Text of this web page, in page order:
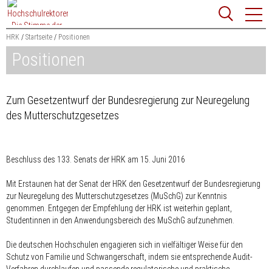
Zum
Content
springen
Suchbegriff
Suchen
HRK Startseite Positionen
Positionen
Zum Gesetzentwurf der Bundesregierung zur Neuregelung
des Mutterschutzgesetzes
Beschluss des 133. Senats der HRK am 15. Juni 2016
Mit Erstaunen hat der Senat der HRK den Gesetzentwurf der Bundesregierung
zur Neuregelung des Mutterschutzgesetzes (MuSchG) zur Kenntnis
genommen. Entgegen der Empfehlung der HRK ist weiterhin geplant,
Studentinnen in den Anwendungsbereich des MuSchG aufzunehmen.
Die deutschen Hochschulen engagieren sich in vielfältiger Weise für den
Schutz von Familie und Schwangerschaft, indem sie entsprechende Audit-